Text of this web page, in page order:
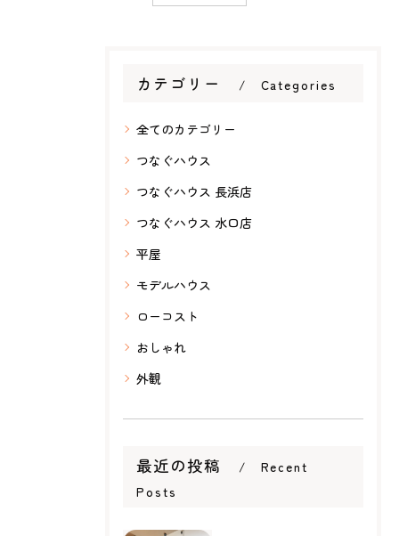
カテゴリー Categories
全てのカテゴリー
つなぐハウス
つなぐハウス 長浜店
つなぐハウス 水口店
平屋
モデルハウス
ローコスト
おしゃれ
外観
最近の投稿
Recent
Posts